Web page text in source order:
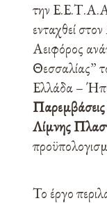
την
ενταχθεί
Αειφόρος
Θεσσαλίας”
Ελλάδα –
Λίμνης
Το έργο